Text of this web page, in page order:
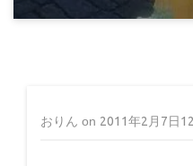
ダンジョン
おりん on 2011年2月7日